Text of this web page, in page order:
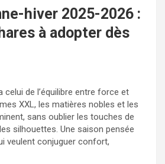
hiver 2025-2026 :
à adopter dès
celui de l’équilibre entre force et
XXL, les matières nobles et les
sans oublier les touches de
silhouettes. Une saison pensée
veulent conjuguer confort,